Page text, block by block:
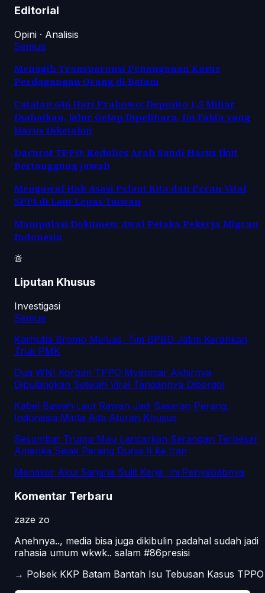
Editorial
Opini · Analisis
Semua
Menagih Transparansi Penanganan Kasus
Perdagangan Orang di Batam
Catatan 646 Hari Prabowo: Deposito 1,5 Miliar
Diabaikan, Jalur Gelap Dipelihara, Ini Fakta yang
Harus Diketahui
Darurat TPPO: Kedubes Arab Saudi Harus Ikut
Bertanggung jawab
Mengawal Hak Asasi Pelaut Kita dan Peran Vital
SPPI di Laut Lepas Taiwan
Manipulasi Dokumen: Awal Petaka Pekerja Migran
Indonesia
Liputan Khusus
Investigasi
Semua
Karhutla Bromo Meluas, Tim BPBD Jatim Kerahkan
Truk PMK
Dua WNI Korban TPPO Myanmar Akhirnya
Dipulangkan Setelah Viral Tangannya Diborgol
Kabel Bawah Laut Rawan Jadi Sasaran Perang,
Indonesia Minta Ada Aturan Khusus
Sesumbar Trump Mau Lancarkan Serangan Terbesar
Amerika Sejak Perang Dunia II ke Iran
Menaker Akui Sarjana Sulit Kerja, Ini Penyebabnya
Komentar Terbaru
zaze zo
Anehnya.., media bisa juga dikibulin padahal sudah jadi
rahasia umum wkwk.. salam #86presisi
→ Polsek KKP Batam Bantah Isu Tebusan Kasus TPPO